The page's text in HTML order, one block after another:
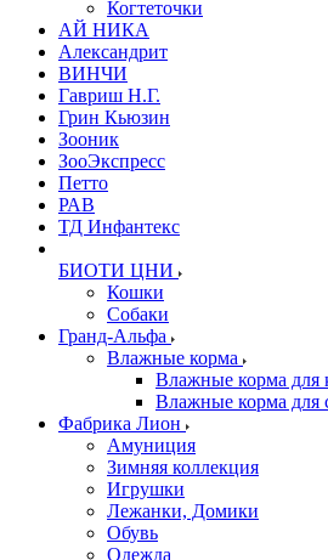
Когтеточки
АЙ НИКА
Александрит
ВИНЧИ
Гавриш Н.Г.
Грин Кьюзин
Зооник
ЗооЭкспресс
Петто
РАВ
ТД Инфантекс
БИОТИ ЦНИ
Кошки
Собаки
Гранд-Альфа
Влажные корма
Влажные корма для
Влажные корма для
Фабрика Лион
Амуниция
Зимняя коллекция
Игрушки
Лежанки, Домики
Обувь
Одежда